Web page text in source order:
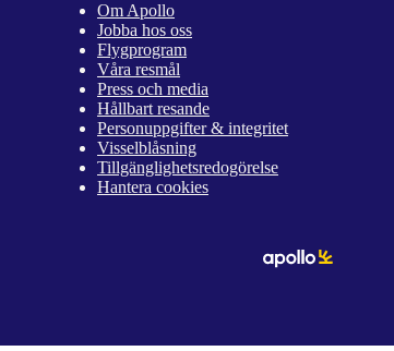
Om Apollo
Jobba hos oss
Flygprogram
Våra resmål
Press och media
Hållbart resande
Personuppgifter & integritet
Visselblåsning
Tillgänglighetsredogörelse
Hantera cookies